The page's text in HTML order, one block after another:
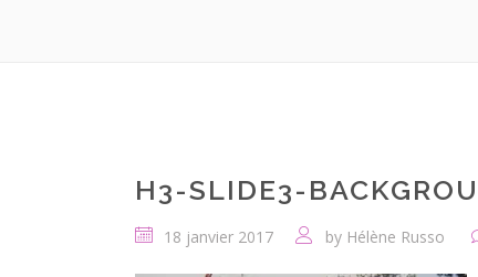
H3-SLIDE3-
18 janvier 2017 by Hélène Russo